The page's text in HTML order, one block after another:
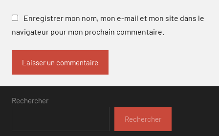
Enregistrer mon nom, mon e-mail et mon site dans le
navigateur pour mon prochain commentaire.
Rechercher
Rechercher